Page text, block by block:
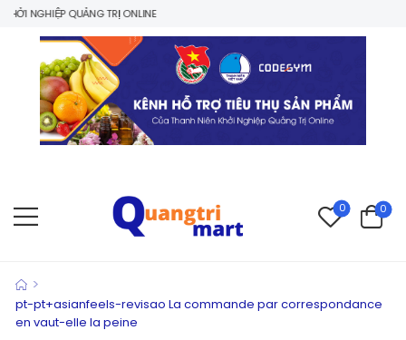
NGHIỆP QUẢNG TRỊ ONLINE
0 0
>
pt-pt+asianfeels-revisao La commande par correspondance
en vaut-elle la peine